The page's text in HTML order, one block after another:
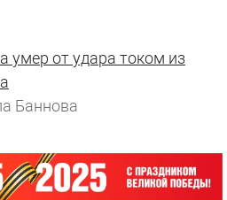
умер от удара током из
Баннова